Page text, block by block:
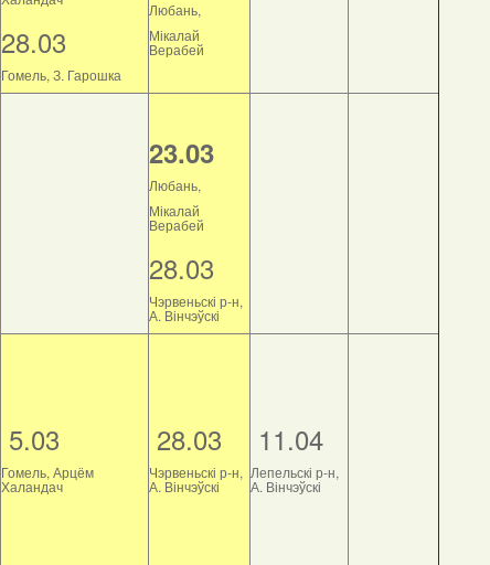
28.03
Гомель, З. Гарошка
Любань,
Мікалай
Верабей
23.03
Любань,
Мікалай
Верабей
28.03
Чэрвеньскі р-н,
А. Вінчэўскі
5.03
Гомель, Арцём
Халандач
28.03
Чэрвеньскі р-н,
А. Вінчэўскі
11.04
Лепельскі р-н,
А. Вінчэўскі